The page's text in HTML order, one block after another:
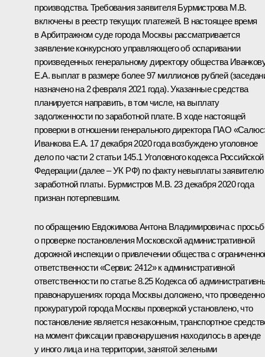
производства. Требования заявителя Бурмистрова М.В.
включены в реестр текущих платежей. В настоящее время
в Арбитражном суде города Москвы рассматривается
заявление конкурсного управляющего об оспаривании
произведенных генеральному директору общества
Е.А. выплат в размере более 97 миллионов рублей
назначено на 2 февраля 2021 года). Указанные средства
планируется направить, в том числе, на выплату
задолженности по заработной плате. В ходе настоящей
проверки в отношении генерального директора ПАО
Иванкова Е.А. 17 декабря 2020 года возбуждено уголовное
дело по части 2 статьи 145.1 Уголовного кодекса Российской
Федерации (далее – УК РФ) по факту невыплаты заявителю
заработной платы. Бурмистров М.В. 23 декабря 2020 года
признан потерпевшим.
по обращению Евдокимова Антона Владимировича с
о проверке постановления Московской административной
дорожной инспекции о привлечении общества с
ответственности «Сервис 2412» к административной
ответственности по статье 8.25 Кодекса об
правонарушениях города Москвы доложено, что
прокуратурой города Москвы проверкой установлено, что
постановление является незаконным, транспортное
на момент фиксации правонарушения находилось в аренде
у иного лица и на территории, занятой зелеными